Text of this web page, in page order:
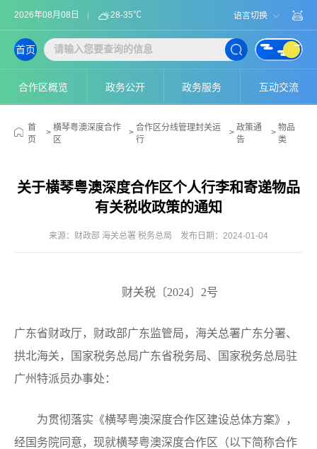
2026年08月08日 28-35℃ 语言切换
合作区概览 政务公开 政务服务 互动交流
首页
首
页
> 横琴粤澳深度合作
区
> 合作区分线管理封关运
行
> 政策通
告
> 物品
类
关于横琴粤澳深度合作区个人行李和寄递物品
有关税收政策的通知
来源：财政部 海关总署 税务总局 发布日期：2024-01-04
财关税〔2024〕2号
广东省财政厅，财政部广东监管局，海关总署广东分署、
拱北海关，国家税务总局广东省税务局、国家税务总局驻
广州特派员办事处：
为贯彻落实《横琴粤澳深度合作区建设总体方案》，
经国务院同意，现就横琴粤澳深度合作区（以下简称合作